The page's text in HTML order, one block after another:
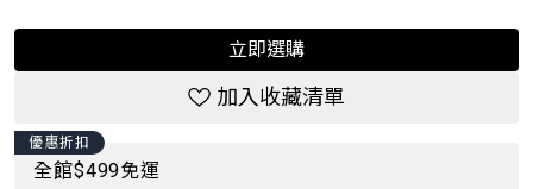
立即選購
加入收藏清單
優惠折扣
全館$499免運